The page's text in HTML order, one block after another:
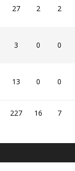
27 2 2
3 0 0
13 0 0
227 16 7